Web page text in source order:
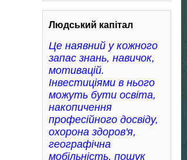
Людський капітал
Це наявний у кожного
запас знань, навичок,
мотивацій.
Інвестиціями в нього
можуть бути освіта,
накопичення
професійного досвіду,
охорона здоров'я,
географічна
мобільність, пошук